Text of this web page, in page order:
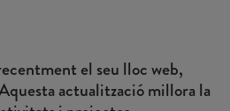
el seu lloc web,
actualització millora la